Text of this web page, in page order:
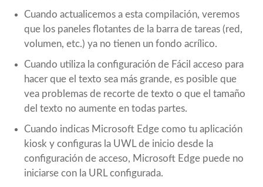
Cuando actualicemos a esta compilación, veremos
que los paneles flotantes de la barra de tareas (red,
volumen, etc.) ya no tienen un fondo acrílico.
Cuando utiliza la configuración de Fácil acceso para
hacer que el texto sea más grande, es posible que
vea problemas de recorte de texto o que el tamaño
del texto no aumente en todas partes.
Cuando indicas Microsoft Edge como tu aplicación
kiosk y configuras la UWL de inicio desde la
configuración de acceso, Microsoft Edge puede no
iniciarse con la URL configurada.